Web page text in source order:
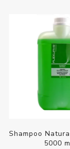
Shampoo
5000